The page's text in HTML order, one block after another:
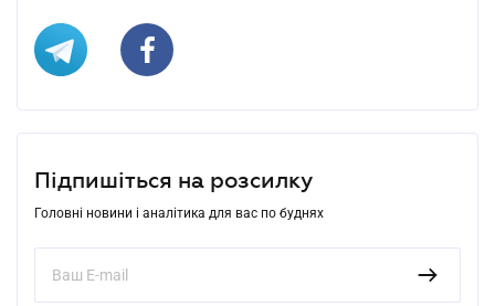
Підпишіться на розсилку
Головні новини і аналітика для вас по буднях